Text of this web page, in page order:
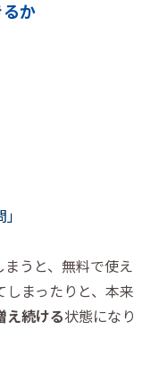
か
うと、無料で使え
まったりと、本来
え続ける状態になり